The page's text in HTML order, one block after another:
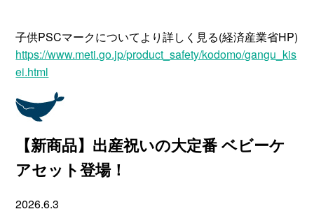
子供PSCマークについてより詳しく見る(経済産業省HP)
https://www.meti.go.jp/product_safety/kodomo/gangu_kis
ei.html
【新商品】出産祝いの大定番 ベビーケ
アセット登場！
2026.6.3